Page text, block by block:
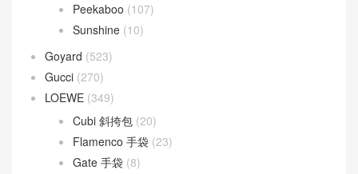
Lady D-Joy(26)
Lady Dior (37)
Fendi(582)
Baguette
By The Way
Fendigraphy (18)
Peekaboo (107)
Sunshine(10)